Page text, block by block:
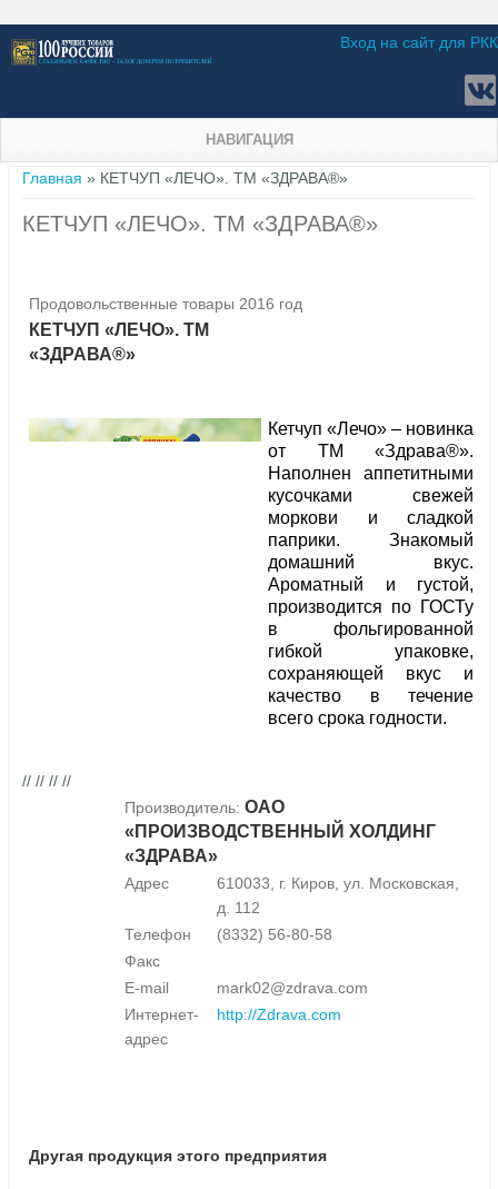
Вход на сайт для РКК
НАВИГАЦИЯ
Вы здесь
Главная » КЕТЧУП «ЛЕЧО». ТМ «ЗДРАВА®»
КЕТЧУП «ЛЕЧО». ТМ «ЗДРАВА®»
Продовольственные товары 2016 год
КЕТЧУП «ЛЕЧО». ТМ
«ЗДРАВА®»
Кетчуп «Лечо» – новинка
от ТМ «Здрава®».
Наполнен аппетитными
кусочками свежей
моркови и сладкой
паприки. Знакомый
домашний вкус.
Ароматный и густой,
производится по ГОСТу
в фольгированной
гибкой упаковке,
сохраняющей вкус и
качество в течение
всего срока годности.
// // // //
Производитель: ОАО
«ПРОИЗВОДСТВЕННЫЙ ХОЛДИНГ
«ЗДРАВА»
Адрес
610033, г. Киров, ул. Московская,
д. 112
Телефон
(8332) 56-80-58
Факс
E-mail
mark02@zdrava.com
Интернет-
адрес
http://Zdrava.com
Другая продукция этого предприятия